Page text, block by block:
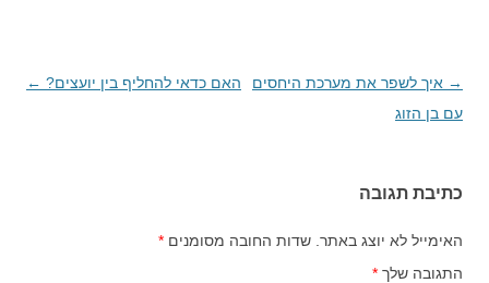
ניווט
בפוסטים
→ איך לשפר את מערכת היחסים
עם בן הזוג
האם כדאי להחליף בין יועצים? ←
כתיבת תגובה
האימייל לא יוצג באתר. שדות החובה מסומנים *
התגובה שלך *